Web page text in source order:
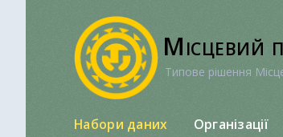
Місцевий
Типове рішення
Набори даних Організації